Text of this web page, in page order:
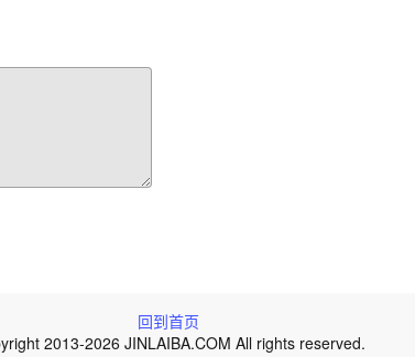
回到首页
2013-2026 JINLAIBA.COM All rights reserved.